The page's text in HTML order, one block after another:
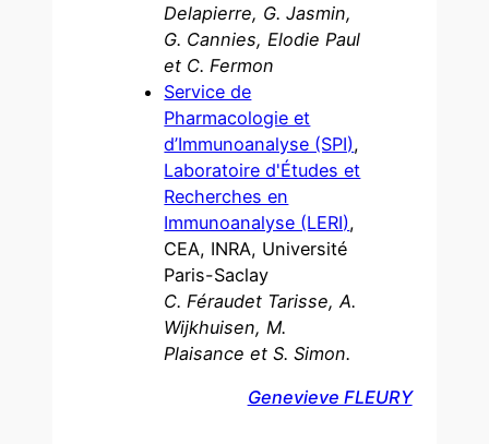
Delapierre, G. Jasmin,
G. Cannies, Elodie Paul
et C. Fermon
Service de
Pharmacologie et
d’Immunoanalyse (SPI),
Laboratoire d'Études et
Recherches en
Immunoanalyse (LERI),
CEA, INRA, Université
Paris-Saclay
C. Féraudet Tarisse, A.
Wijkhuisen, M.
Plaisance et S. Simon.
Genevieve FLEURY